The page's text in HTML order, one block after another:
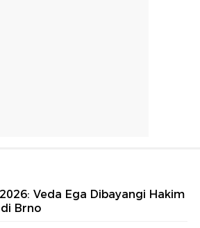
Veda Ega Dibayangi Hakim
Brno